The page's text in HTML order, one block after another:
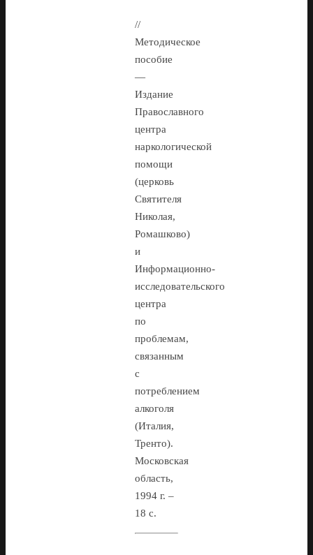
//
Методическое
пособие
—
Издание
Православного
центра
наркологической
помощи
(церковь
Святителя
Николая,
Ромашково)
и
Информационно-
исследовательского
центра
по
проблемам,
связанным
с
потреблением
алкоголя
(Италия,
Тренто).
Московская
область,
1994 г. –
18 с.